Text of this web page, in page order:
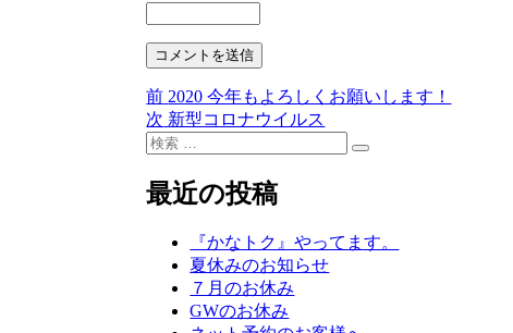
投
稿
ビ
ゲ
シ
前 前
の
投
2020 今年もよろしくお願いします！
次 次
の
稿:
新型コロナウイルス
検
検
最近の投稿
『かなトク』やってます。
夏休みのお知らせ
７月のお休み
GWのお休み